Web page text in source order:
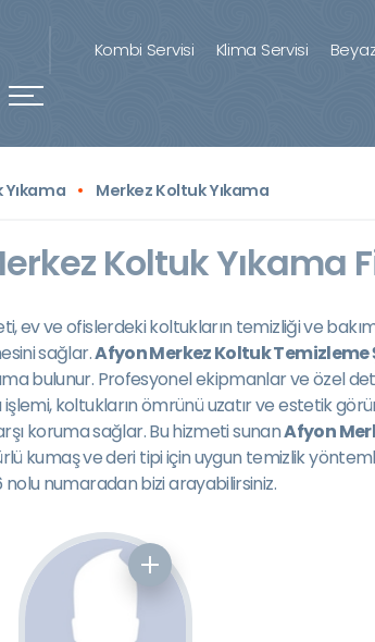
Kombi Servisi Klima Servisi
Merkez Koltuk Yıkama
Koltuk Yıkama
ev ve ofislerdeki koltukların temizliği ve
sağlar.Afyon Merkez Koltuk Temizleme
bulunur. Profesyonel ekipmanlar ve özel
işlemi, koltukların ömrünü uzatır ve estetik
koruma sağlar. Bu hizmeti sunanAfyon
kumaş ve deri tipi için uygun temizlik
numaradan bizi arayabilirsiniz.